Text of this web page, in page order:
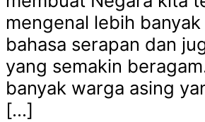
mengenal lebih
bahasa serapan dan
yang semakin
banyak warga asing
[…]